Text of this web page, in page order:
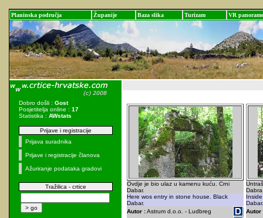
Planinska područja Županije Baza slika Turizam VR panorame
Dobro došli : Gost
Posjetitelja online : 17
Statistika : AWstats
Prijave i registracije
Prijava suradnika
Prijave i registracije članova
Ažuriranje podataka gradovi
Tražilica - crtice
Ovdje je bio ulaz u kamenu kuću. Crni
Dabar.
Here wos entry in stone house. Black
Dabar.
Autor :Astrum d.o.o. - Ludbreg
Dabar.
Autor